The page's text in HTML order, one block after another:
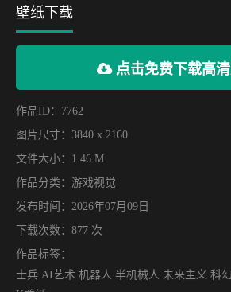
壁纸下载
点击免费下载高
作品ID：7762
图片尺寸：3840 x 2160
文件大小：1.46 M
作品分类： 游戏视觉
发布时间：2026年07月09日
下载次数：877 次
作品标签：
士兵 AI艺术 机器人 半机械人 未来主义 科